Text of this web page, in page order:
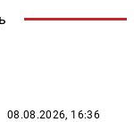
08.08.2026, 16:36